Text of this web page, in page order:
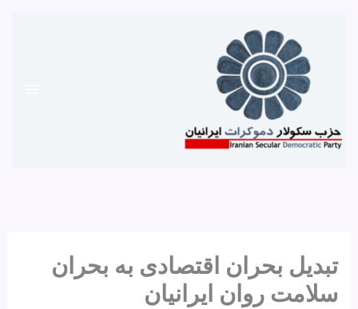
تبدیل بحران اقتصادی به بحران
سلامت روان ایرانیان